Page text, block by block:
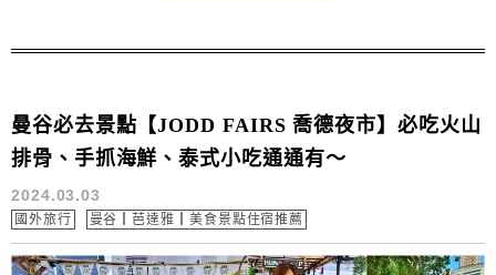
曼谷必去景點【JODD FAIRS 喬德夜市】必吃火山
排骨、手抓海鮮、泰式小吃通通有～
2024.03.03
國外旅行 曼谷┃芭達雅┃美食景點住宿推薦